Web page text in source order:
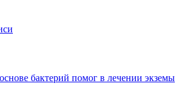
бактерий помог в лечении экземы